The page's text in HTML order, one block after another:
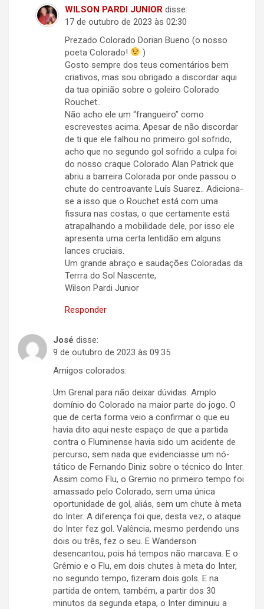
WILSON PARDI JUNIOR disse:
17 de outubro de 2023 às 02:30
Prezado Colorado Dorian Bueno (o nosso
poeta Colorado!
)
Gosto sempre dos teus comentários bem
criativos, mas sou obrigado a discordar aqui
da tua opinião sobre o goleiro Colorado
Rouchet..
Não acho ele um “frangueiro” como
escrevestes acima. Apesar de não discordar
de ti que ele falhou no primeiro gol sofrido,
acho que no segundo gol sofrido a culpa foi
do nosso craque Colorado Alan Patrick que
abriu a barreira Colorada por onde passou o
chute do centroavante Luís Suarez.. Adiciona-
se a isso que o Rouchet está com uma
fissura nas costas, o que certamente está
atrapalhando a mobilidade dele, por isso ele
apresenta uma certa lentidão em alguns
lances cruciais.
Um grande abraço e saudações Coloradas da
Terrra do Sol Nascente,
Wilson Pardi Junior
Responder
José disse:
9 de outubro de 2023 às 09:35
Amigos colorados:
Um Grenal para não deixar dúvidas. Amplo
domínio do Colorado na maior parte do jogo. O
que de certa forma veio a confirmar o que eu
havia dito aqui neste espaço de que a partida
contra o Fluminense havia sido um acidente de
percurso, sem nada que evidenciasse um nó-
tático de Fernando Diniz sobre o técnico do Inter.
Assim como Flu, o Gremio no primeiro tempo foi
amassado pelo Colorado, sem uma única
oportunidade de gol, aliás, sem um chute à meta
do Inter. A diferença foi que, desta vez, o ataque
do Inter fez gol. Valência, mesmo perdendo uns
dois ou três, fez o seu. E Wanderson
desencantou, pois há tempos não marcava. E o
Grêmio e o Flu, em dois chutes à meta do Inter,
no segundo tempo, fizeram dois gols. E na
partida de ontem, também, a partir dos 30
minutos da segunda etapa, o Inter diminuiu a